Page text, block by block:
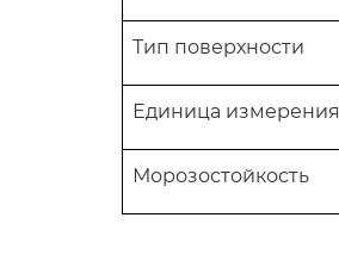
Тип поверхности
Единица измерения
Морозостойкость